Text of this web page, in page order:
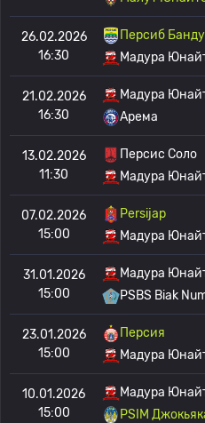
26.02.2026
16:30
Персиб
Мадура
21.02.2026
16:30
Мадура
Арема
13.02.2026
11:30
Персис Соло
Мадура
07.02.2026
15:00
Persijap
Мадура
31.01.2026
15:00
Мадура
PSBS Biak
23.01.2026
15:00
Персия
Мадура
10.01.2026
15:00
Мадура
PSIM